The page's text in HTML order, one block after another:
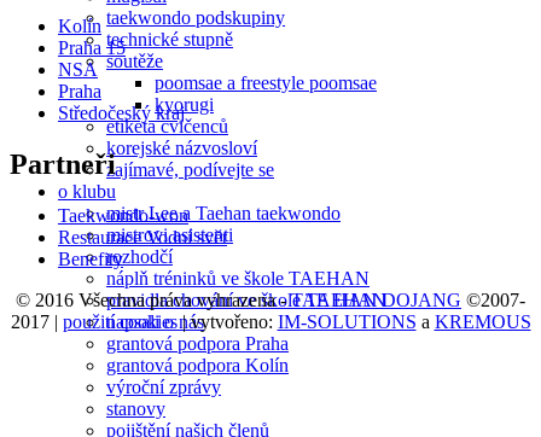
taekwondo podskupiny
technické stupně
soutěže
poomsae a freestyle poomsae
kyorugi
etiketa cvičenců
korejské názvosloví
zajímavé, podívejte se
o klubu
mistr Lee a Taehan taekwondo
mistrovi asistenti
rozhodčí
náplň tréninků ve škole TAEHAN
pravidla chování ve škole TAEHAN
napsali o nás
grantová podpora Praha
grantová podpora Kolín
výroční zprávy
stanovy
pojištění našich členů
Kolín
Praha 15
NSA
Praha
Středočeský kraj
Partneři
Taekwondo-won
Restaurace Vodní svět
Benefity
© 2016 Všechna práva vyhrazena -TAE HAN DOJANG ©2007-
2017 | použití cookies| vytvořeno: IM-SOLUTIONS a KREMOUS